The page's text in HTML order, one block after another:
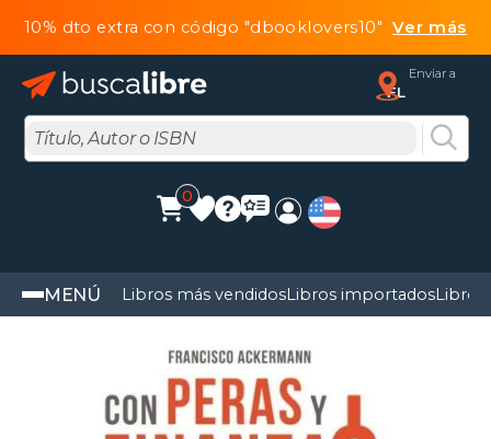
10% dto extra con código "dbooklovers10"Ver más
Enviar a
FL
0
MENÚ Libros más vendidosLibros importadosLibros